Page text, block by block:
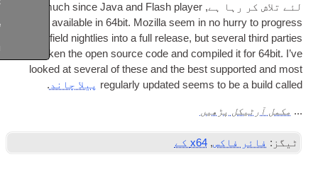
Türkçe
Русский
ہے, pretty much since Java and Flash play­er
became avail­able in 64bit. Moz­illa seem in no
the mine­field night­lies into a full release ,but
have taken the open source code and com­piled
looked at sev­er­al of these and the best
reg­u­larly updated seems to پیلا چاند.
پڑھیں
,x64 کے